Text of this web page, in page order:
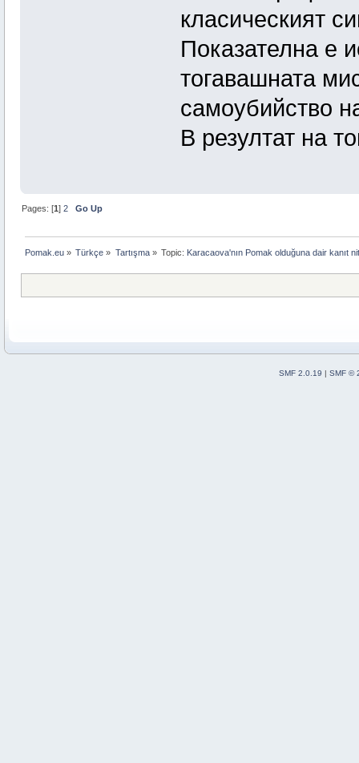
класическият
Показателна е
тогавашната
самоубийство
В резултат на
Pages: [1]2 Go Up
Pomak.eu » Türkçe » Tartışma» Topic: Karacaova'nın Pomak olduğuna dair kanıt
SMF 2.0.19
SMF ©